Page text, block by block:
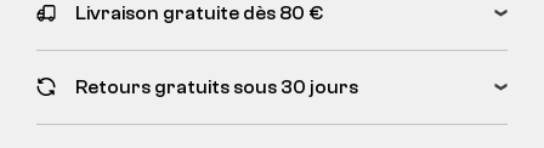
Livraison gratuite dès 80 €
Retours gratuits sous 30 jours